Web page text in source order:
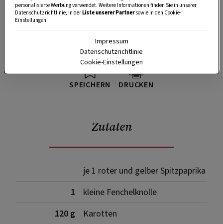
SPEICHERN DRUCKEN
Zutaten
je 1 roter und gelber Spitzpaprika
1
kleine Fenchelknolle
120 g
Karotten
personalisierte Werbung verwendet. Weitere Informationen finden Sie in unserer
Datenschutzrichtlinie, in derListe unserer Partnersowie in den Cookie-
Einstellungen.
Impressum
Datenschutzrichtlinie
Cookie-Einstellungen